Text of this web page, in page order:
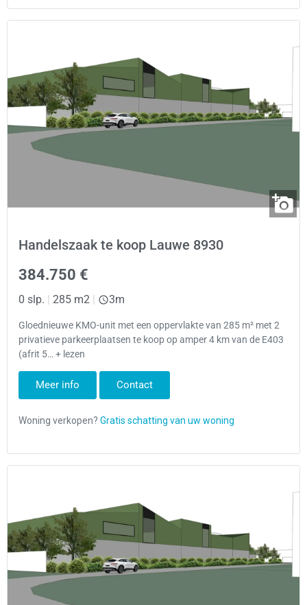
Handelszaak te koop Lauwe 8930
384.750 €
0 slp. 285 m2 3m
Gloednieuwe KMO-unit met een oppervlakte van 285 m² met 2
privatieve parkeerplaatsen te koop op amper 4 km van de E403
(afrit 5… + lezen
Meer info Contact